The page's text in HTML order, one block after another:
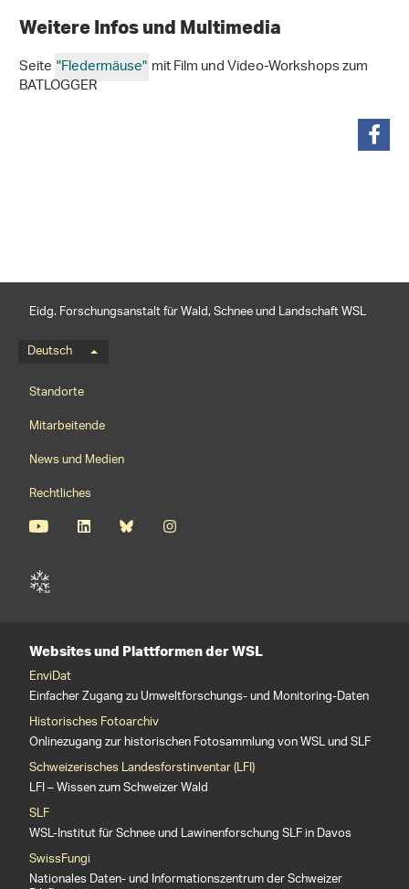
Weitere Infos und Multimedia
Seite"Fledermäuse"mit Film und Video-Workshops zum
BATLOGGER
Eidg. Forschungsanstalt für Wald, Schnee und Landschaft WSL
Sprachmenü
Deutsch
Footernavigation
Standorte
Mitarbeitende
News und Medien
Rechtliches
Websites und Plattformen der WSL
EnviDat
Einfacher Zugang zu Umweltforschungs- und Monitoring-Daten
Historisches Fotoarchiv
Onlinezugang zur historischen Fotosammlung von WSL und SLF
Schweizerisches Landesforstinventar (LFI)
LFI – Wissen zum Schweizer Wald
SLF
WSL-Institut für Schnee und Lawinenforschung SLF in Davos
SwissFungi
Nationales Daten- und Informationszentrum der Schweizer